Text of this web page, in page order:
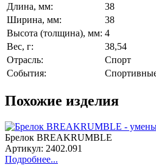
Длина, мм:
38
Ширина, мм:
38
Высота (толщина), мм: 4
Вес, г:
38,54
Отрасль:
Спорт
События:
Похожие изделия
Брелок BREAKRUMBLE
Артикул: 2402.091
Подробнее...